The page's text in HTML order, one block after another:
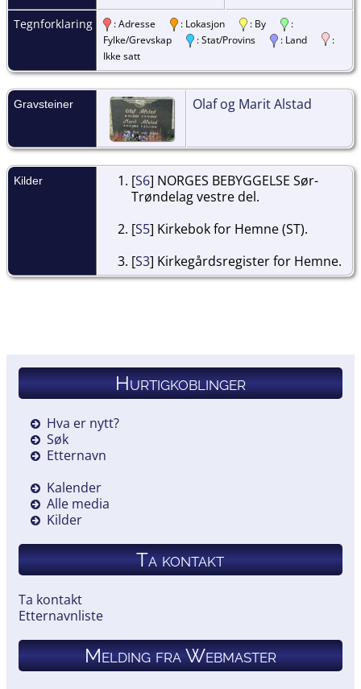
Tegnforklaring : Adresse : Lokasjon : By
:
Fylke/Grevskap
: Stat/Provins : Land
:
Ikke satt
Gravsteiner Olaf og Marit Alstad
Kilder [S6] NORGES BEBYGGELSE Sør-
Trøndelag vestre del.
[S5] Kirkebok for Hemne (ST).
[S3] Kirkegårdsregister for Hemne.
Hurtigkoblinger
Hva er nytt?
Søk
Etternavn
Kalender
Alle media
Kilder
Ta kontakt
Ta kontakt
Etternavnliste
Melding fra Webmaster